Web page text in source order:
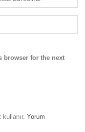
browser for the next
Yorum